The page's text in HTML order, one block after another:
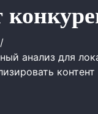
анализ для
контент